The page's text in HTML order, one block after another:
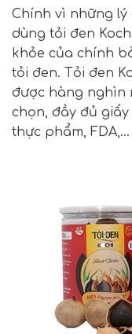
Chính vì những
dùng tỏi đen
khỏe của chính
tỏi đen. Tỏi đen
được hàng nghìn
chọn, đầy đủ
thực phẩm, FDA,…